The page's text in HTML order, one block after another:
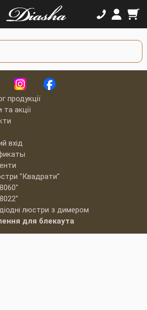
продукції
акції
вхід
"Квадрати"
люстри з димером
для блекаута